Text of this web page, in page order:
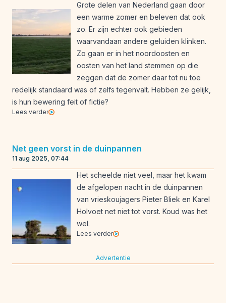
Grote delen van Nederland gaan door
een warme zomer en beleven dat ook
zo. Er zijn echter ook gebieden
waarvandaan andere geluiden klinken.
Zo gaan er in het noordoosten en
oosten van het land stemmen op die
zeggen dat de zomer daar tot nu toe
redelijk standaard was of zelfs tegenvalt. Hebben ze gelijk,
is hun bewering feit of fictie?
Lees verder
Net geen vorst in de duinpannen
11 aug 2025, 07:44
Het scheelde niet veel, maar het kwam
de afgelopen nacht in de duinpannen
van vrieskoujagers Pieter Bliek en Karel
Holvoet net niet tot vorst. Koud was het
wel.
Lees verder
Advertentie